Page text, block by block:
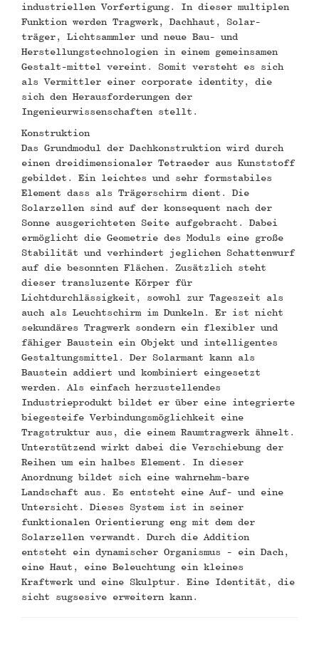
industriellen Vorfertigung. In dieser multiplen
Funktion werden Tragwerk, Dachhaut, Solar-
träger, Lichtsammler und neue Bau- und
Herstellungstechnologien in einem gemeinsamen
Gestalt-mittel vereint. Somit versteht es sich
als Vermittler einer corporate identity, die
sich den Herausforderungen der
Ingenieurwissenschaften stellt.
Konstruktion
Das Grundmodul der Dachkonstruktion wird durch
einen dreidimensionaler Tetraeder aus Kunststoff
gebildet. Ein leichtes und sehr formstabiles
Element dass als Trägerschirm dient. Die
Solarzellen sind auf der konsequent nach der
Sonne ausgerichteten Seite aufgebracht. Dabei
ermöglicht die Geometrie des Moduls eine große
Stabilität und verhindert jeglichen Schattenwurf
auf die besonnten Flächen. Zusätzlich steht
dieser transluzente Körper für
Lichtdurchlässigkeit, sowohl zur Tageszeit als
auch als Leuchtschirm im Dunkeln. Er ist nicht
sekundäres Tragwerk sondern ein flexibler und
fähiger Baustein ein Objekt und intelligentes
Gestaltungsmittel. Der Solarmant kann als
Baustein addiert und kombiniert eingesetzt
werden. Als einfach herzustellendes
Industrieprodukt bildet er über eine integrierte
biegesteife Verbindungsmöglichkeit eine
Tragstruktur aus, die einem Raumtragwerk ähnelt.
Unterstützend wirkt dabei die Verschiebung der
Reihen um ein halbes Element. In dieser
Anordnung bildet sich eine wahrnehm-bare
Landschaft aus. Es entsteht eine Auf- und eine
Untersicht. Dieses System ist in seiner
funktionalen Orientierung eng mit dem der
Solarzellen verwandt. Durch die Addition
entsteht ein dynamischer Organismus - ein Dach,
eine Haut, eine Beleuchtung ein kleines
Kraftwerk und eine Skulptur. Eine Identität, die
sicht sugsesive erweitern kann.